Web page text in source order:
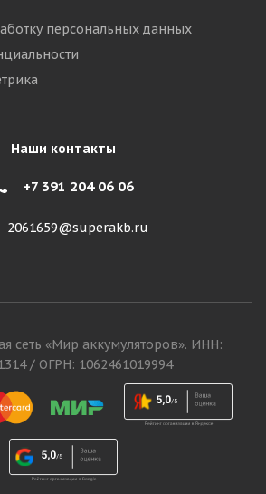
персональных данных
Наши контакты
+7 391 204 06 06
2061659@superakb.ru
сеть «Мир аккумуляторов». ИНН:
/ ОГРН: 1062461019994